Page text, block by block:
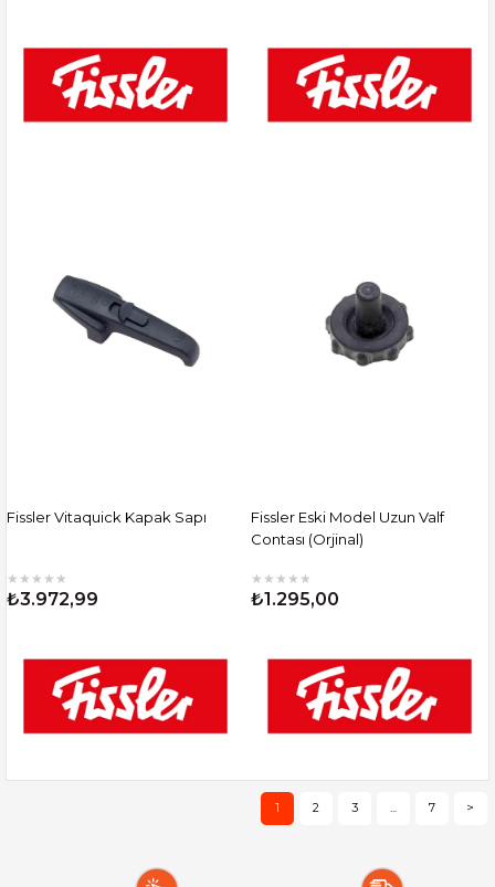
Fissler Vitaquick Kapak Sapı
★ ★ ★ ★ ★
₺3.972,99
Fissler Eski Model Uzun Valf
Contası (Orjinal)
★ ★ ★ ★ ★
₺1.295,00
1 2 3 7 >